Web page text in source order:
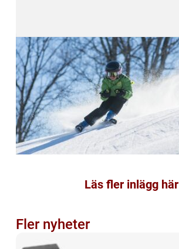
Läs fler inlägg här
Fler nyheter